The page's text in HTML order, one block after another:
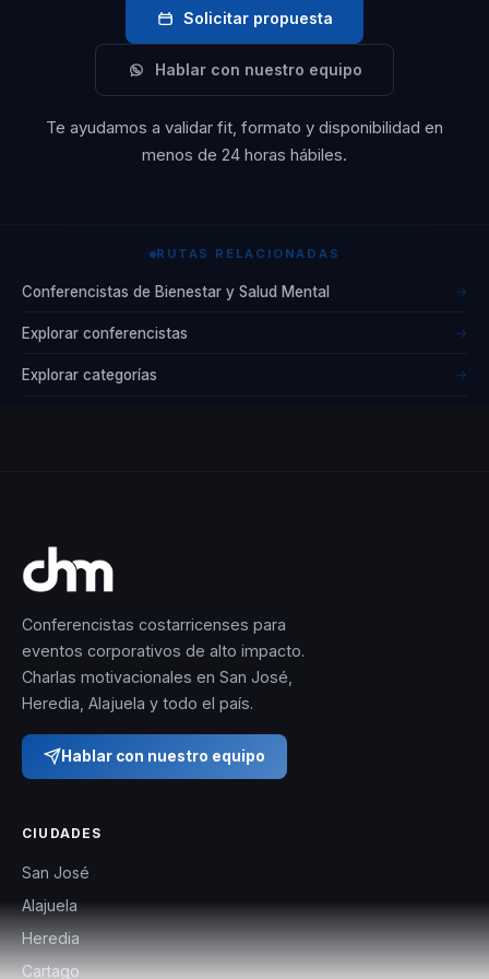
Solicitar propuesta
Hablar con nuestro equipo
Te ayudamos a validar fit, formato y disponibilidad en
menos de 24 horas hábiles.
RUTAS RELACIONADAS
Conferencistas de Bienestar y Salud Mental →
Explorar conferencistas →
Explorar categorías →
Conferencistas costarricenses para
eventos corporativos de alto impacto.
Charlas motivacionales en San José,
Heredia, Alajuela y todo el país.
Hablar con nuestro equipo
CIUDADES
San José
Alajuela
Heredia
Cartago